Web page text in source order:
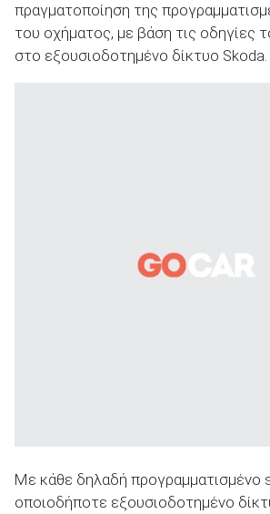
πραγματοποίηση της
του οχήματος, με βάση τις οδηγίες
στο εξουσιοδοτημένο δίκτυο Skoda.
Με κάθε δηλαδή προγραμματισμένο
οποιοδήποτε εξουσιοδοτημένο